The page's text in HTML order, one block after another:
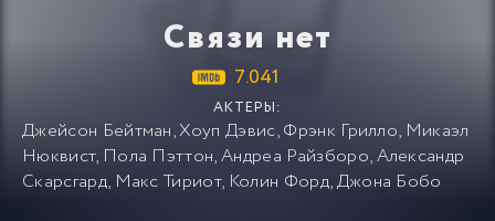
Связи нет
7.041
АКТЕРЫ:
Джейсон Бейтман,Хоуп Дэвис,Фрэнк Грилло, Микаэл
Нюквист, Пола Пэттон,Андреа Райзборо,Александр
Скарсгард, Макс Тириот, Колин Форд,Джона Бобо